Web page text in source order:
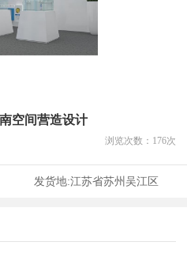
空间营造设计
浏览次数： 176次
发货地:江苏省苏州吴江区